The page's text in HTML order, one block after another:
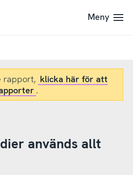
Meny
rapport, klicka här för att
.
används allt